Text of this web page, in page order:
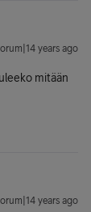
years ago
mitään
years ago